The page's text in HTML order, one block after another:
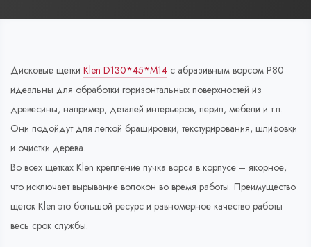
Дисковые щетки Klen D130*45*M14 с абразивным ворсом Р80
идеальны для обработки горизонтальных поверхностей из
древесины, например, деталей интерьеров, перил, мебели и т.п.
Они подойдут для легкой брашировки, текстурирования, шлифовки
и очистки дерева.
Во всех щетках Klen крепление пучка ворса в корпусе – якорное,
что исключает вырывание волокон во время работы. Преимущество
щеток Klen это большой ресурс и равномерное качество работы
весь срок службы.